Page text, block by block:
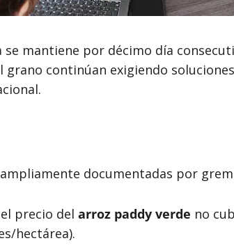
se mantiene por décimo día
continúan exigiendo
documentadas por
precio del arroz paddy verde no
hectárea).